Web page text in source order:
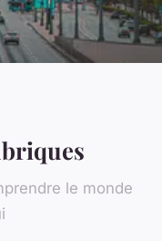
le monde